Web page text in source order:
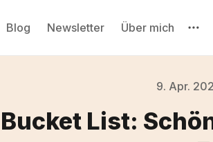
Blog Newsletter Über mich
9. Apr.
Bucket List: